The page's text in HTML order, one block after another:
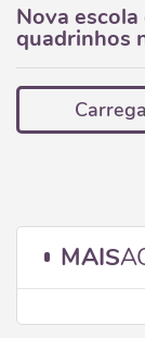
Nova
quadrinhos
MAIS